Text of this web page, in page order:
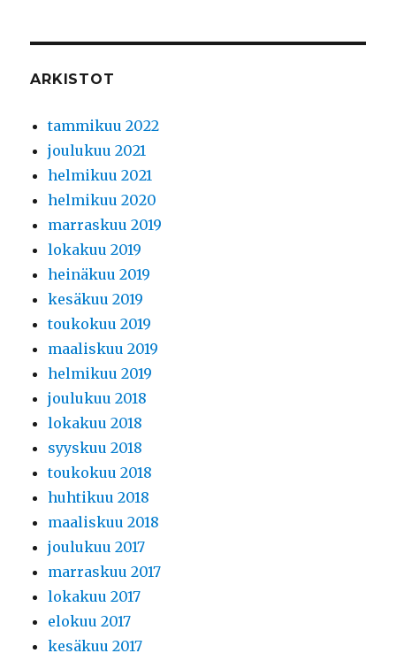
ARKISTOT
tammikuu 2022
joulukuu 2021
helmikuu 2021
helmikuu 2020
marraskuu 2019
lokakuu 2019
heinäkuu 2019
kesäkuu 2019
toukokuu 2019
maaliskuu 2019
helmikuu 2019
joulukuu 2018
lokakuu 2018
syyskuu 2018
toukokuu 2018
huhtikuu 2018
maaliskuu 2018
joulukuu 2017
marraskuu 2017
lokakuu 2017
elokuu 2017
kesäkuu 2017